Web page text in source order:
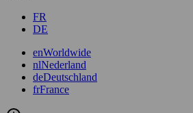
FR
DE
enWorldwide
nlNederland
deDeutschland
frFrance